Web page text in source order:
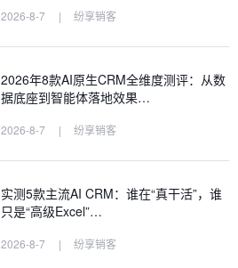
2026-8-7 | 纷享销客
2026年8款AI原生CRM全维度测评：从数
据底座到智能体落地效果…
2026-8-7 | 纷享销客
实测5款主流AI CRM：谁在“真干活”，谁
只是“高级Excel”…
2026-8-7 | 纷享销客